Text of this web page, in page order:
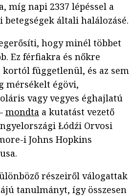
míg napi 2337 lépéssel a
betegségek általi halálozásé.
hogy minél többet
Ez férfiakra és nőkre
kortól függetlenül, és az sem
mérsékelt égövi,
vagy vegyes éghajlatú
mondta a kutatást vezető
Łódźi Orvosi
i Johns Hopkins
részeiről válogattak
tanulmányt, így összesen